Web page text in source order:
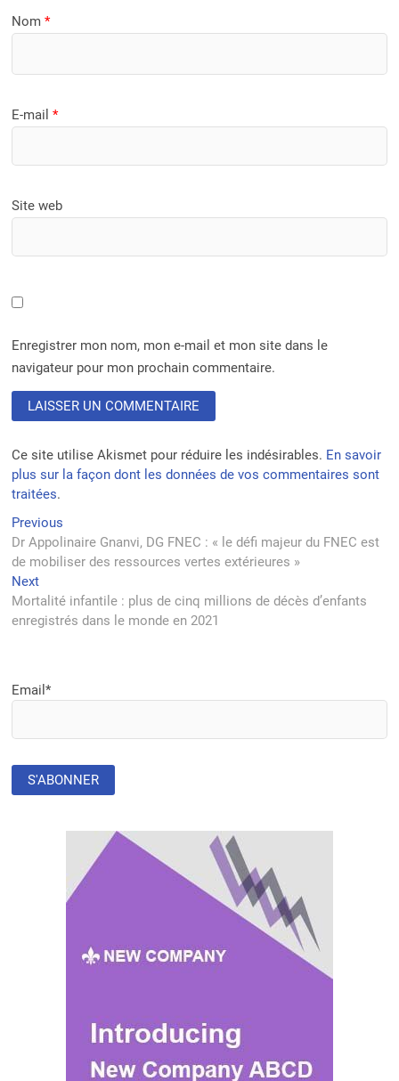
Nom*
E-mail*
Site web
Enregistrer mon nom, mon e-mail et mon site dans le
navigateur pour mon prochain commentaire.
Ce site utilise Akismet pour réduire les indésirables. En savoir
plus sur la façon dont les données de vos commentaires sont
traitées.
Navigation
de
l’article
Previous
post:
Dr Appolinaire Gnanvi, DG FNEC : « le défi majeur du FNEC est
de mobiliser des ressources vertes extérieures »
NextNext
post:
Mortalité infantile : plus de cinq millions de décès d’enfants
enregistrés dans le monde en 2021
Email*